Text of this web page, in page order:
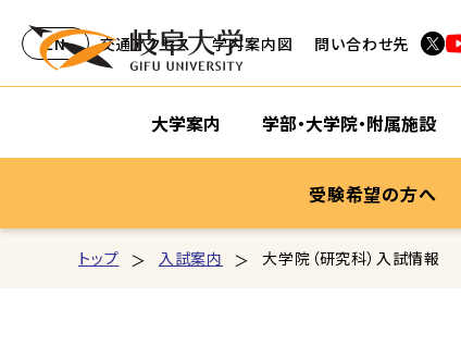
大学案内 学部・大学院・附属施設
受験希望の方へ
EN 交通アクセス 学内案内図 問い合わせ先
トップ 入試案内 大学院（研究科）入試情報